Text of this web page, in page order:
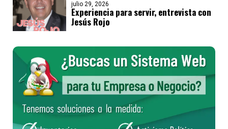
julio 29, 2026
Experiencia para servir, entrevista con
Jesús Rojo